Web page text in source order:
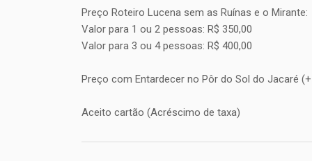
Preço Roteiro Lucena sem as Ruínas e o Mirante:
Valor para 1 ou 2 pessoas: R$ 350,00
Valor para 3 ou 4 pessoas: R$ 400,00
Preço com Entardecer no Pôr do Sol do Jacaré (+
Aceito cartão (Acréscimo de taxa)